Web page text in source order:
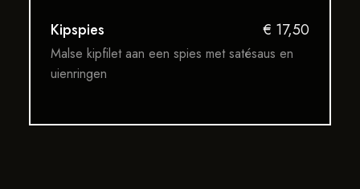
Kipspies € 17,50
Malse kipfilet aan een spies met satésaus en
uienringen